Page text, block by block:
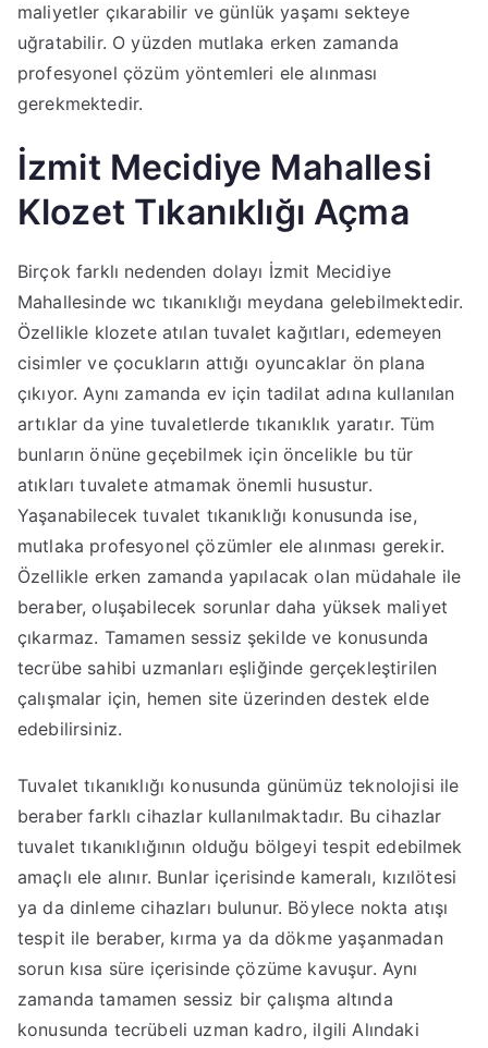
maliyetler çıkarabilir ve günlük yaşamı sekteye
uğratabilir. O yüzden mutlaka erken zamanda
profesyonel çözüm yöntemleri ele alınması
gerekmektedir.
İzmit Mecidiye Mahallesi
Klozet Tıkanıklığı Açma
Birçok farklı nedenden dolayı İzmit Mecidiye
Mahallesinde wc tıkanıklığı meydana gelebilmektedir.
Özellikle klozete atılan tuvalet kağıtları, edemeyen
cisimler ve çocukların attığı oyuncaklar ön plana
çıkıyor. Aynı zamanda ev için tadilat adına kullanılan
artıklar da yine tuvaletlerde tıkanıklık yaratır. Tüm
bunların önüne geçebilmek için öncelikle bu tür
atıkları tuvalete atmamak önemli husustur.
Yaşanabilecek tuvalet tıkanıklığı konusunda ise,
mutlaka profesyonel çözümler ele alınması gerekir.
Özellikle erken zamanda yapılacak olan müdahale ile
beraber, oluşabilecek sorunlar daha yüksek maliyet
çıkarmaz. Tamamen sessiz şekilde ve konusunda
tecrübe sahibi uzmanları eşliğinde gerçekleştirilen
çalışmalar için, hemen site üzerinden destek elde
edebilirsiniz.
Tuvalet tıkanıklığı konusunda günümüz teknolojisi ile
beraber farklı cihazlar kullanılmaktadır. Bu cihazlar
tuvalet tıkanıklığının olduğu bölgeyi tespit edebilmek
amaçlı ele alınır. Bunlar içerisinde kameralı, kızılötesi
ya da dinleme cihazları bulunur. Böylece nokta atışı
tespit ile beraber, kırma ya da dökme yaşanmadan
sorun kısa süre içerisinde çözüme kavuşur. Aynı
zamanda tamamen sessiz bir çalışma altında
konusunda tecrübeli uzman kadro, ilgili Alındaki